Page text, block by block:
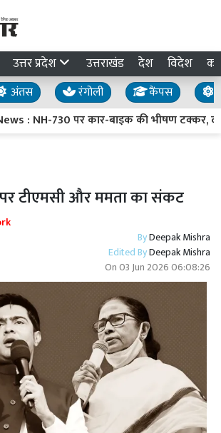
उत्तर प्रदेश उत्तराखंड देश विदेश
अंतस रंगोली कैंपस
: NH-730 पर कार-बाइक की भीषण टक्कर,
टीएमसी और ममता का संकट
ByDeepak Mishra
Edited ByDeepak Mishra
On03 Jun 2026 06:08:26